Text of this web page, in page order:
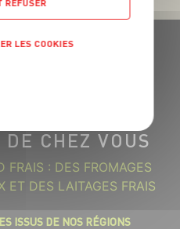
CHEZ VOUS
FRAIS : DES FROMAGES
ET DES LAITAGES FRAIS
ISSUS DE NOS RÉGIONS
REFUSER
LES COOKIES